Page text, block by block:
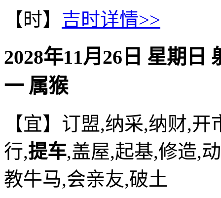
【时】 吉时详情>>
2028年11月26日 星期日
一 属猴
【宜】订盟,纳采,纳财,
行,提车,盖屋,起基,修造,
教牛马,会亲友,破土